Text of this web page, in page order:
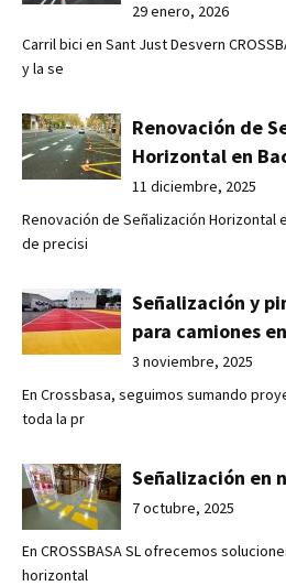
29 enero, 2026
Carril bici en Sant Just Desvern
y la se
Renovación de
Horizontal en
11 diciembre, 2025
Renovación de Señalización Horizontal
de precisi
Señalización y
para camiones
3 noviembre, 2025
En Crossbasa, seguimos sumando
toda la pr
Señalización en
7 octubre, 2025
En CROSSBASA SL ofrecemos
horizontal